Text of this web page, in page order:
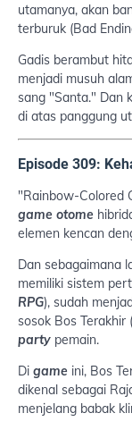
utamanya, akan
terburuk (Bad
Gadis berambut
menjadi musuh
sang "Santa." Dan
di atas panggung
Episode 309:
"Rainbow-Colored
game otome
elemen kencan
Dan sebagaimana
memiliki sistem
RPG), sudah
sosok Bos Terakhir (
party pemain.
Di game ini, Bos
dikenal sebagai
menjelang babak